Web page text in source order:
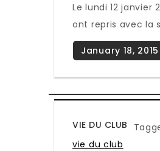
Le lundi 12 janvier
ont repris avec la
VIE DU CLUB
vie du club